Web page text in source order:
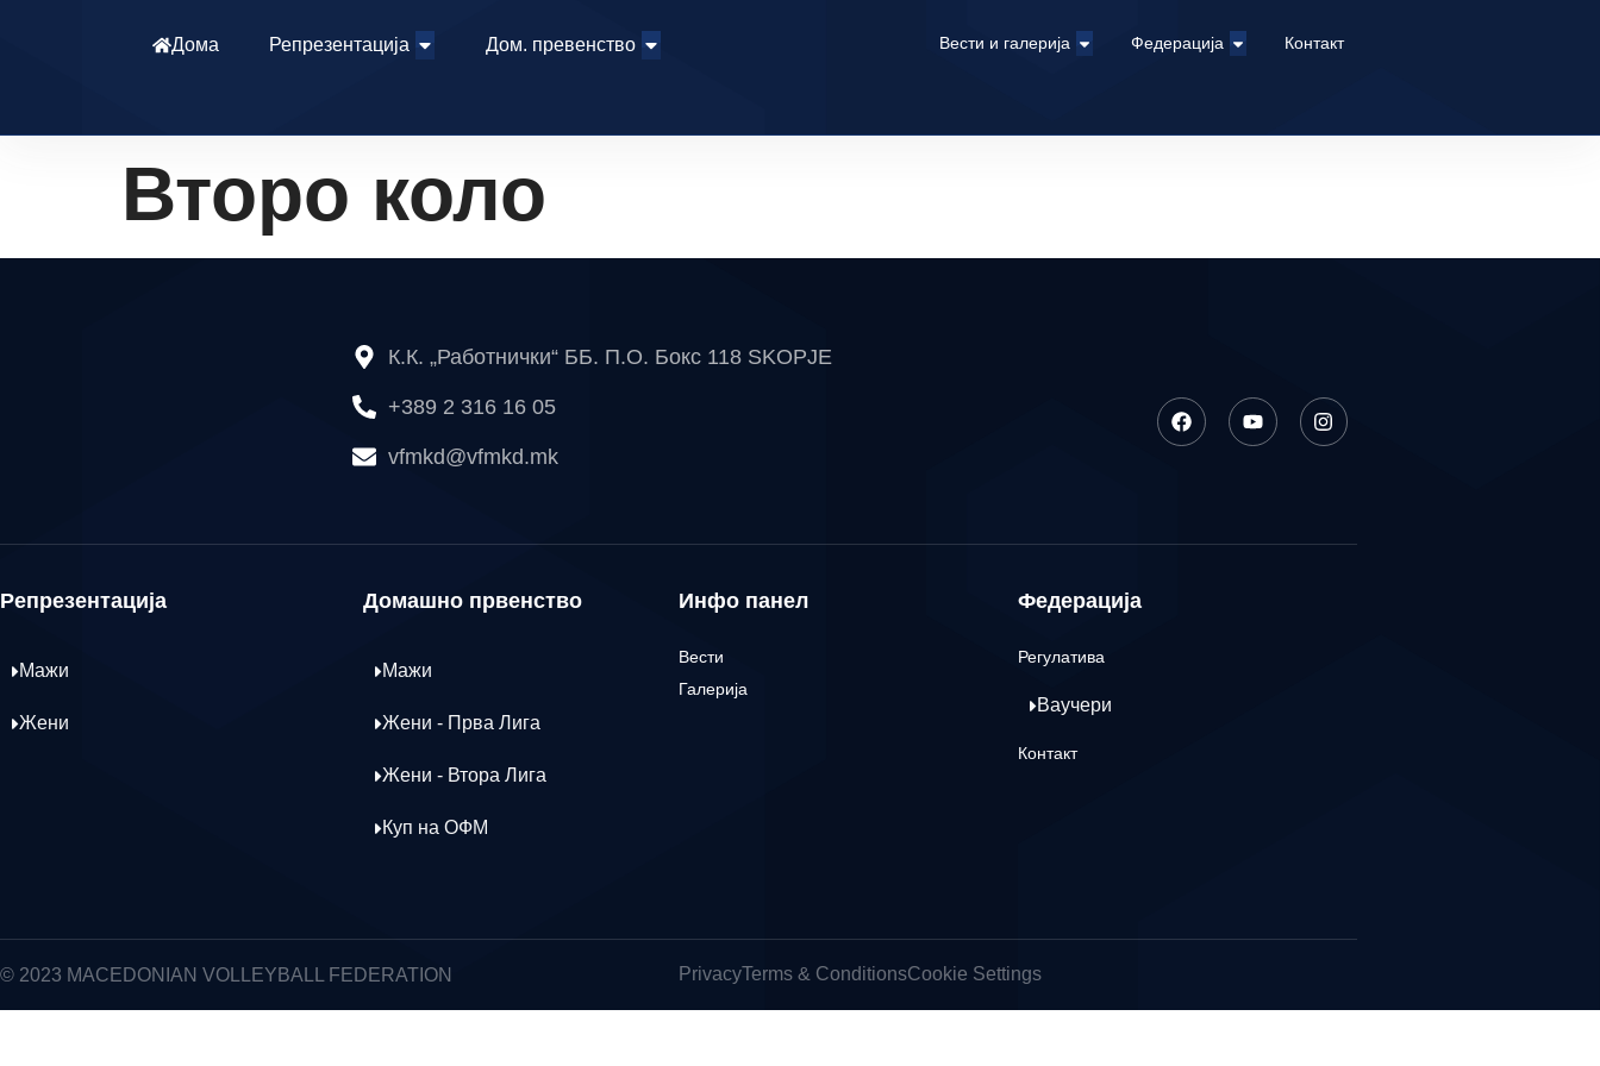
Дома Репрезентација Дом. превенство Вести и галерија Федерација Контакт
Второ коло
К.К. „Работнички“ ББ. П.О. Бокс 118 SKOPJE
+389 2 316 16 05
vfmkd@vfmkd.mk
Репрезентација
Мажи
Жени
Домашно првенство
Мажи
Жени - Прва Лига
Жени - Втора Лига
Куп на ОФМ
Инфо панел
Вести
Галерија
Федерација
Регулатива
Ваучери
Контакт
© 2023 MACEDONIAN VOLLEYBALL FEDERATION PrivacyTerms & ConditionsCookie Settings